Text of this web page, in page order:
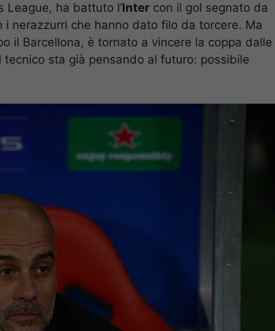
League, ha battuto l’Inter con il gol segnato da
nerazzurri che hanno dato filo da torcere. Ma
il Barcellona, è tornato a vincere la coppa dalle
sta già pensando al futuro: possibile